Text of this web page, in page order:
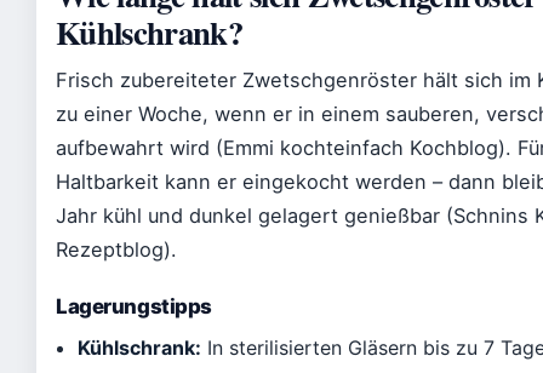
Kühlschrank?
Frisch zubereiteter Zwetschgenröster hält sich im
zu einer Woche, wenn er in einem sauberen,
aufbewahrt wird (Emmi kochteinfach Kochblog).
Haltbarkeit kann er eingekocht werden – dann
Jahr kühl und dunkel gelagert genießbar (Schnins
Rezeptblog).
Lagerungstipps
Kühlschrank: In sterilisierten Gläsern bis zu 7